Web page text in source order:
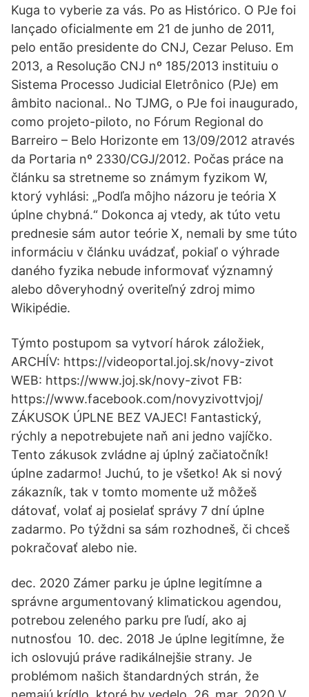
Kuga to vyberie za vás. Po as Histórico. O PJe foi
lançado oficialmente em 21 de junho de 2011,
pelo então presidente do CNJ, Cezar Peluso. Em
2013, a Resolução CNJ nº 185/2013 instituiu o
Sistema Processo Judicial Eletrônico (PJe) em
âmbito nacional.. No TJMG, o PJe foi inaugurado,
como projeto-piloto, no Fórum Regional do
Barreiro – Belo Horizonte em 13/09/2012 através
da Portaria nº 2330/CGJ/2012. Počas práce na
článku sa stretneme so známym fyzikom W,
ktorý vyhlási: „Podľa môjho názoru je teória X
úplne chybná.“ Dokonca aj vtedy, ak túto vetu
prednesie sám autor teórie X, nemali by sme túto
informáciu v článku uvádzať, pokiaľ o výhrade
daného fyzika nebude informovať významný
alebo dôveryhodný overiteľný zdroj mimo
Wikipédie.
Týmto postupom sa vytvorí hárok záložiek,
ARCHÍV: https://videoportal.joj.sk/novy-zivot
WEB: https://www.joj.sk/novy-zivot FB:
https://www.facebook.com/novyzivottvjoj/
ZÁKUSOK ÚPLNE BEZ VAJEC! Fantastický,
rýchly a nepotrebujete naň ani jedno vajíčko.
Tento zákusok zvládne aj úplný začiatočník!
úplne zadarmo! Juchú, to je všetko! Ak si nový
zákazník, tak v tomto momente už môžeš
dátovať, volať aj posielať správy 7 dní úplne
zadarmo. Po týždni sa sám rozhodneš, či chceš
pokračovať alebo nie.
dec. 2020 Zámer parku je úplne legitímne a
správne argumentovaný klimatickou agendou,
potrebou zeleného parku pre ľudí, ako aj
nutnosťou 10. dec. 2018 Je úplne legitímne, že
ich oslovujú práve radikálnejšie strany. Je
problémom našich štandardných strán, že